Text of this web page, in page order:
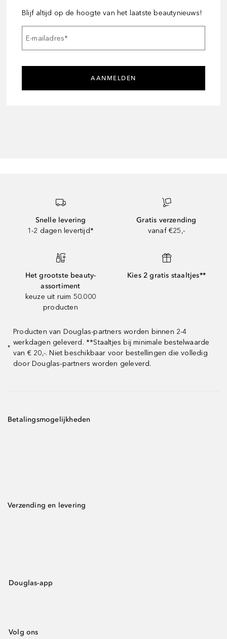
Blijf altijd op de hoogte van het laatste beautynieuws!
E-mailadres*
AANMELDEN
Snelle levering
1-2 dagen levertijd*
Gratis verzending
vanaf €25,-
Het grootste beauty-
assortiment
keuze uit ruim 50.000
producten
Kies 2 gratis staaltjes**
*
Producten van Douglas-partners worden binnen 2-4
werkdagen geleverd. **Staaltjes bij minimale bestelwaarde
van € 20,-. Niet beschikbaar voor bestellingen die volledig
door Douglas-partners worden geleverd.
Betalingsmogelijkheden
Verzending en levering
Douglas-app
Volg ons